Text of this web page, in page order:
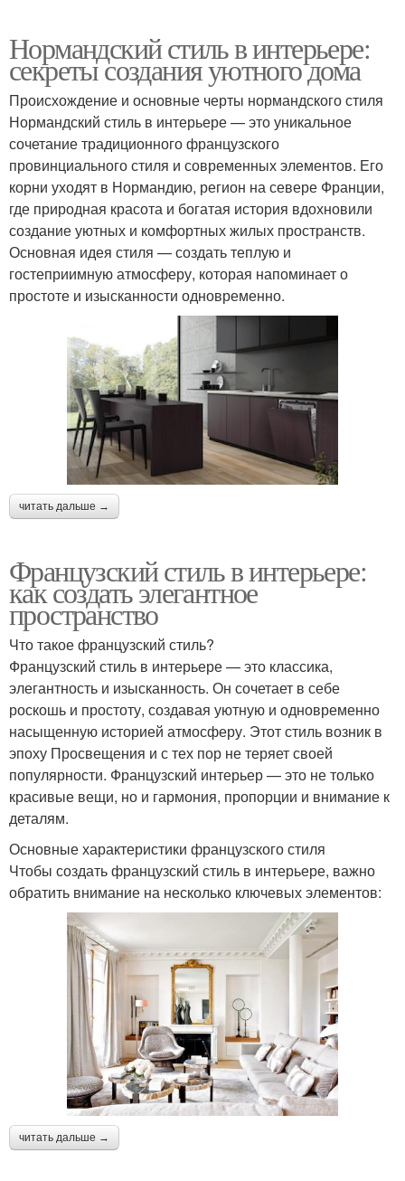
Нормандский стиль в интерьере:
секреты создания уютного дома
Происхождение и основные черты нормандского стиля
Нормандский стиль в интерьере — это уникальное
сочетание традиционного французского
провинциального стиля и современных элементов. Его
корни уходят в Нормандию, регион на севере Франции,
где природная красота и богатая история вдохновили
создание уютных и комфортных жилых пространств.
Основная идея стиля — создать теплую и
гостеприимную атмосферу, которая напоминает о
простоте и изысканности одновременно.
читать дальше →
Французский стиль в интерьере:
как создать элегантное
пространство
Что такое французский стиль?
Французский стиль в интерьере — это классика,
элегантность и изысканность. Он сочетает в себе
роскошь и простоту, создавая уютную и одновременно
насыщенную историей атмосферу. Этот стиль возник в
эпоху Просвещения и с тех пор не теряет своей
популярности. Французский интерьер — это не только
красивые вещи, но и гармония, пропорции и внимание к
деталям.
Основные характеристики французского стиля
Чтобы создать французский стиль в интерьере, важно
обратить внимание на несколько ключевых элементов:
читать дальше →